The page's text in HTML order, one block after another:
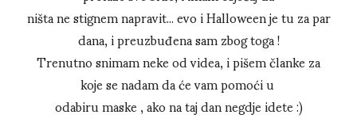
ništa ne stignem napravit... evo i Halloween je tu za par
dana, i preuzbuđena sam zbog toga !
Trenutno snimam neke od videa, i pišem članke za
koje se nadam da će vam pomoći u
odabiru maske , ako na taj dan negdje idete :)